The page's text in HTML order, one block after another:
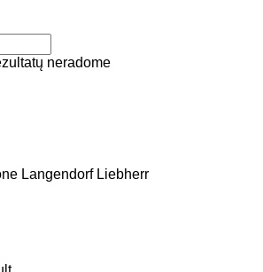
neradome
Langendorf Liebherr